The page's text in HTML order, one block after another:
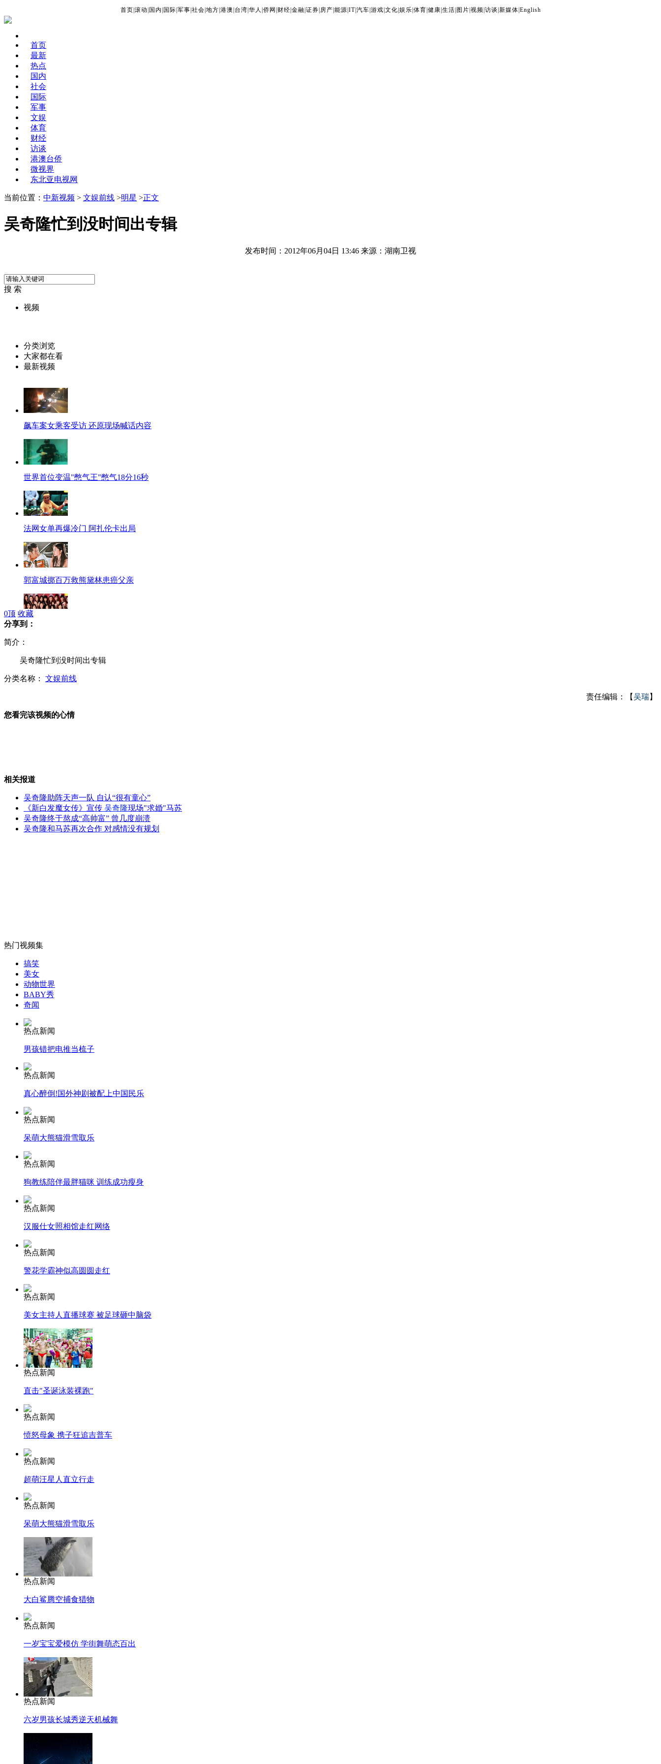
首页 滚动 国内 国际 军事 社会 地方 港澳 台湾 华人 侨网 财经 金融 证券 房产 能源 IT| 汽车 游戏 文化 娱乐 体育 健康 生活 图片 视频 访谈 新媒体 English
首页
最新
热点
国内
社会
国际
军事
文娱
体育
财经
访谈
港澳台侨
微视界
东北亚电视网
当前位置： 中新视频 > 文娱前线 >明星 >正文
吴奇隆忙到没时间出专辑
发布时间：2012年06月04日 13:46 来源：湖南卫视
搜 索
视频
分类浏览
大家都在看
最新视频
飙车案女乘客受访 还原现场喊话内容
世界首位变温"憋气王"憋气18分16秒
法网女单再爆冷门 阿扎伦卡出局
郭富城掷百万救熊黛林患癌父亲
成龙出面澄清“息影”传闻
杨钰莹回忆童年时光
女孩北京地铁殴打老人 痛下狠手拳打脚踢
无痛分娩是否安全 医生回应
外交部：有关国家言论片面不公正
安徽一实载49人客车翻车
走！跟着总书记去植树
纽约上演“枕头大战”
0顶 收藏
分享到：
简介：
吴奇隆忙到没时间出专辑
分类名称： 文娱前线
责任编辑：【吴瑞】
您看完该视频的心情
相关报道
吴奇隆助阵天声一队 自认“很有童心”
《新白发魔女传》宣传 吴奇隆现场"求婚"马苏
吴奇隆终于熬成“高帅富” 曾几度崩溃
吴奇隆和马苏再次合作 对感情没有规划
热门视频集
搞笑
美女
动物世界
BABY秀
奇闻
热点新闻
男孩错把电推当梳子
热点新闻
真心醉倒!国外神剧被配上中国民乐
热点新闻
呆萌大熊猫滑雪取乐
热点新闻
狗教练陪伴最胖猫咪 训练成功瘦身
热点新闻
汉服仕女照相馆走红网络
热点新闻
警花学霸神似高圆圆走红
热点新闻
美女主持人直播球赛 被足球砸中脑袋
热点新闻
直击"圣诞泳装裸跑"
热点新闻
愤怒母象 携子狂追吉普车
热点新闻
超萌汪星人直立行走
热点新闻
呆萌大熊猫滑雪取乐
热点新闻
大白鲨腾空捕食猎物
热点新闻
一岁宝宝爱模仿 学街舞萌态百出
热点新闻
六岁男孩长城秀逆天机械舞